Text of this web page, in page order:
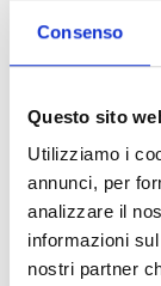
Consenso
Questo sito
Utilizziamo i
annunci, per
analizzare il
informazioni
nostri partner
culinario: vi
Iscrizione
Luogo
Piazza